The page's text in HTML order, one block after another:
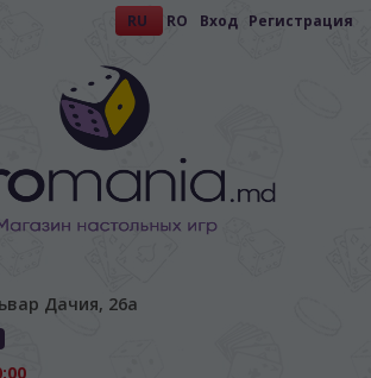
RU RO Вход Регистрация
Дачия, 26а